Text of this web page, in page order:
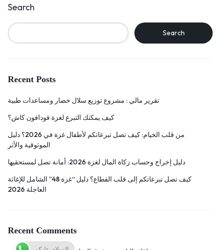
Search
Search
Recent Posts
تقرير مالي : مشروع توزيع سلال خضار ومساعدات طبية
كيف يمكنك التبرع لغزة فودافون كاش؟
من قلب الخيام: كيف تصل تبرعاتكم لأطفال غزة في 2026؟ دليل
الموثوقية والأثر
دليل إخراج وحساب زكاة المال لغزة 2026: أمانة تصل لمستحقيها
كيف تصل تبرعاتكم إلى قلب القطاع؟ دليل “غزة 48” الشامل للإغاثة
العاجلة 2026
Recent Comments